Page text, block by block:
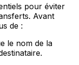
pour éviter
Avant
de :
le nom de la